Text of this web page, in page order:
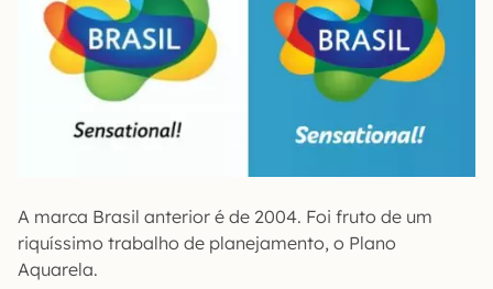
A marca Brasil anterior é de 2004. Foi fruto de um
riquíssimo trabalho de planejamento, o Plano
Aquarela.